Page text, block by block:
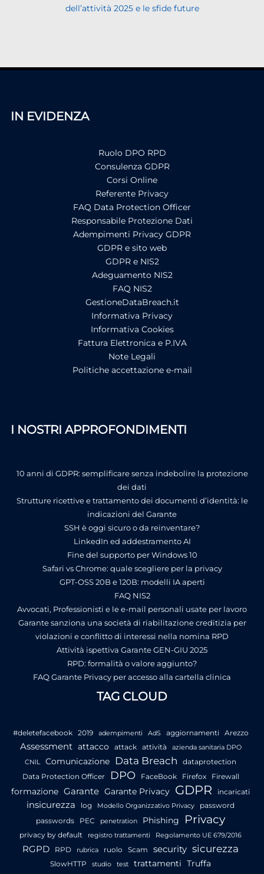
dell’attività 2025 e le sfide future
IN EVIDENZA
Ruolo DPO RPD
Consulenza GDPR
Corsi Online
Referente Privacy
FAQ Data Protection Officer
Responsabile Protezione Dati
Adempimenti Privacy GDPR
GDPR e sito web
GDPR e NIS2
Adeguamento NIS2
FAQ NIS2
GestioneDataBreach.it
Informativa Privacy
Informativa Cookies
Fattura Elettronica e P.IVA
Note Legali
Politiche accettazione e-mail
I NOSTRI APPROFONDIMENTI
10 anni di GDPR: semplificare senza indebolire la protezione
dei dati
Strutture ricettive e trattamento dei documenti d’identità: le
indicazioni del Garante
SSH è oggi sicuro o da reinventare?
LinkedIn ed addestramento AI
Fine del supporto per Windows 10
Safari vs Chrome: quale scegliere per la privacy
GPT-OSS 20B e 120B: modelli IA aperti
FAQ NIS2
Avvocati, Professionisti e le e-mail personali usate per lavoro
Garante sanziona una società di riabilitazione creditizia per
violazioni e conflitto di interessi nella nomina RPD
Attività ispettiva Garante GEN-GIU 2025
RPD: formalità o valore aggiunto?
FAQ Garante Privacy per accesso alla cartella clinica
TAG CLOUD
#deletefacebook 2019 adempimenti AdS aggiornamenti Arezzo
Assessment attacco attack attività
azienda sanitaria DPO
CNIL
Comunicazione Data Breach
dataprotection
Data Protection Officer
DPO FaceBook Firefox Firewall
formazione Garante Garante Privacy GDPR incaricati
insicurezza log Modello Organizzativo Privacy
password
passwords
PEC penetration Phishing Privacy
privacy by default registro trattamenti Regolamento UE 679/2016
RGPD RPD rubrica ruolo Scam security sicurezza
SlowHTTP studio test trattamenti Truffa